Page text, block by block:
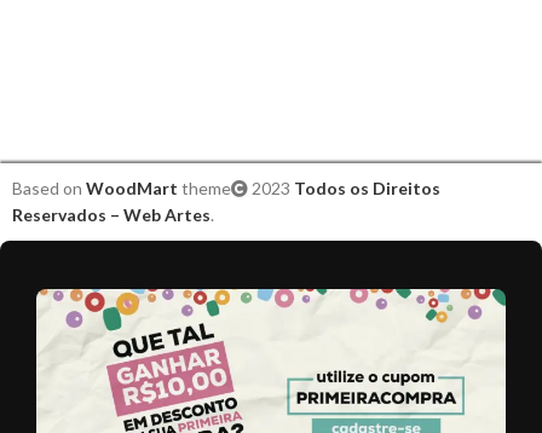
Based on WoodMart theme 2023 Todos os Direitos
Reservados – Web Artes.